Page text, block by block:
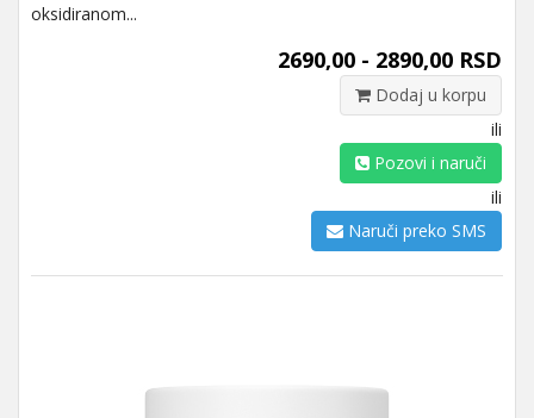
oksidiranom...
2690,00 - 2890,00 RSD
Dodaj u korpu
ili
Pozovi i naruči
ili
Naruči preko SMS